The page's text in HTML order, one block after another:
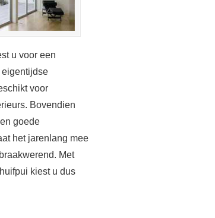
u voor een
eigentijdse
voor
Bovendien
goede
het jarenlang mee
Met
kiest u dus